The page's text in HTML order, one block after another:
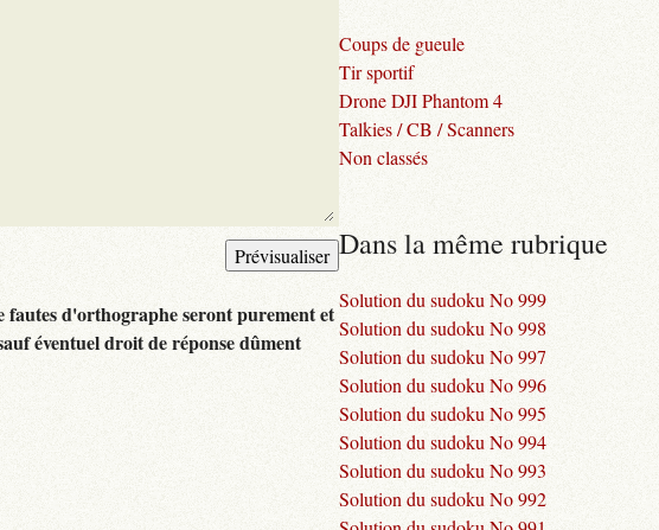
fautes d'orthographe seront purement et
éventuel droit de réponse dûment
Coups de gueule
Tir sportif
Drone DJI Phantom 4
Talkies / CB / Scanners
Non classés
Dans la même rubrique
Solution du sudoku No 999
Solution du sudoku No 998
Solution du sudoku No 997
Solution du sudoku No 996
Solution du sudoku No 995
Solution du sudoku No 994
Solution du sudoku No 993
Solution du sudoku No 992